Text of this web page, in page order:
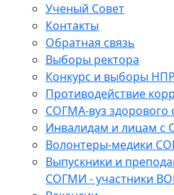
Ученый Совет
Контакты
Обратная связь
Выборы ректора
Конкурс и выборы НПР
Противодействие
СОГМА-вуз здорового
Инвалидам и лицам с
Волонтеры-медики
Выпускники и
СОГМИ - участники